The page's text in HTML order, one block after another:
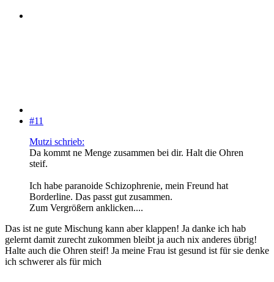
#11
Mutzi schrieb:
Da kommt ne Menge zusammen bei dir. Halt die Ohren
steif.
Ich habe paranoide Schizophrenie, mein Freund hat
Borderline. Das passt gut zusammen.
Zum Vergrößern anklicken....
Das ist ne gute Mischung kann aber klappen! Ja danke ich hab
gelernt damit zurecht zukommen bleibt ja auch nix anderes übrig!
Halte auch die Ohren steif! Ja meine Frau ist gesund ist für sie denke
ich schwerer als für mich